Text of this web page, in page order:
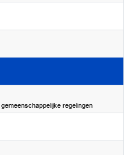
regelingen